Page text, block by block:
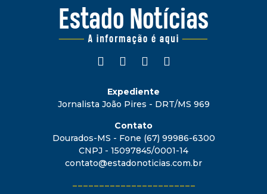
Expediente
Jornalista João Pires - DRT/MS 969
Contato
Dourados-MS - Fone (67) 99986-6300
CNPJ - 15097845/0001-14
contato@estadonoticias.com.br